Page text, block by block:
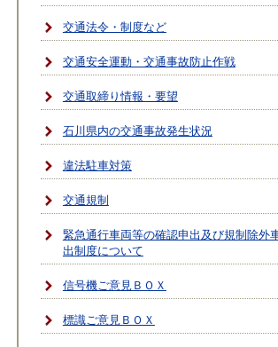
交通法令・制度など
交通安全運動・交通事故防止作戦
交通取締り情報・要望
石川県内の交通事故発生状況
違法駐車対策
交通規制
緊急通行車両等の確認申出及び規制除外
出制度について
信号機ご意見ＢＯＸ
標識ご意見ＢＯＸ